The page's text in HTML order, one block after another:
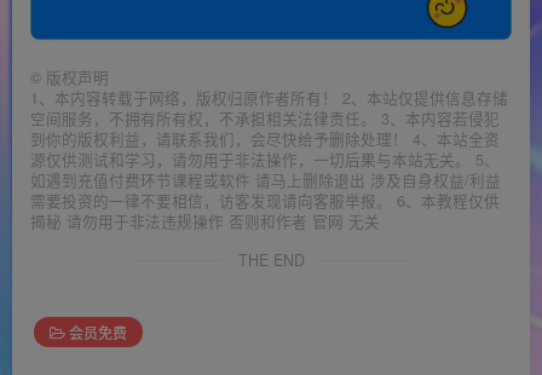
© 版权声明
1、本内容转载于网络，版权归原作者所有！ 2、本站仅提供信息存储
空间服务，不拥有所有权，不承担相关法律责任。 3、本内容若侵犯
到你的版权利益，请联系我们，会尽快给予删除处理！ 4、本站全资
源仅供测试和学习，请勿用于非法操作，一切后果与本站无关。 5、
如遇到充值付费环节课程或软件 请马上删除退出 涉及自身权益/利益
需要投资的一律不要相信，访客发现请向客服举报。 6、本教程仅供
揭秘 请勿用于非法违规操作 否则和作者 官网 无关
THE END
会员免费